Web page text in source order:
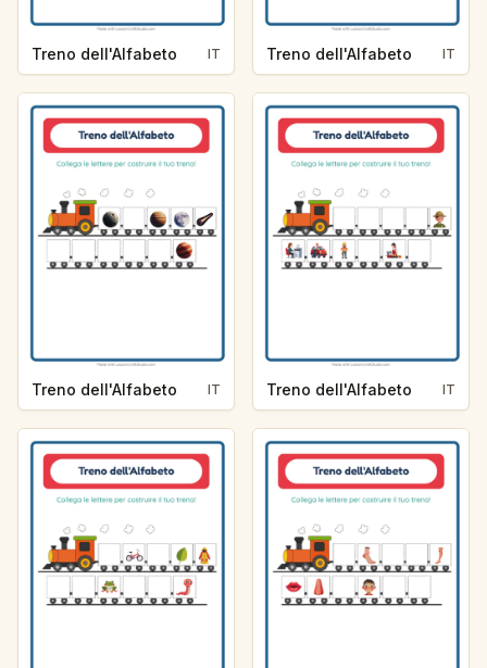
Treno dell'Alfabeto IT Treno dell'Alfabeto IT
Treno dell'Alfabeto IT Treno dell'Alfabeto IT